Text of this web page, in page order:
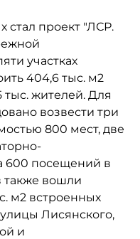
проект "ЛСР.
участках
404,6 тыс. м2
тыс. жителей. Для
возвести три
800 мест, две
600 посещений в
также вошли
м2 встроенных
Лисянского,
и